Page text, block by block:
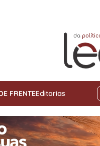
FRENTEEditorias